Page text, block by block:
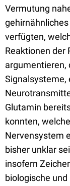
Vermutung
verfügten,
Reaktionen der
argumentieren,
Signalsysteme,
Glutamin
konnten,
Nervensystem
bisher unklar
insofern
biologische